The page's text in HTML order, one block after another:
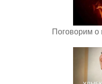
Поговорим о